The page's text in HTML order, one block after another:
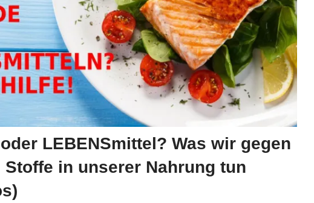
LEBENSmittel? Was wir gegen
in unserer Nahrung tun